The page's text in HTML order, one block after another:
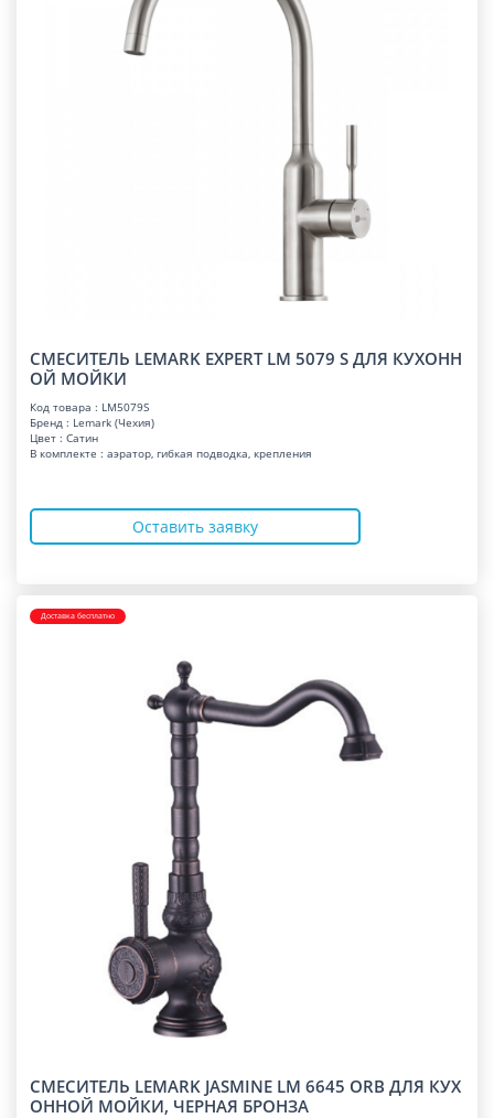
СМЕСИТЕЛЬ LEMARK EXPERT LM 5079 S ДЛЯ КУХОНН
ОЙ МОЙКИ
Код товара : LM5079S
Бренд : Lemark (Чехия)
Цвет : Сатин
В комплекте : аэратор, гибкая подводка, крепления
Оставить заявку
Доставка бесплатно
СМЕСИТЕЛЬ LEMARK JASMINE LM 6645 ORB ДЛЯ КУХ
ОННОЙ МОЙКИ, ЧЕРНАЯ БРОНЗА